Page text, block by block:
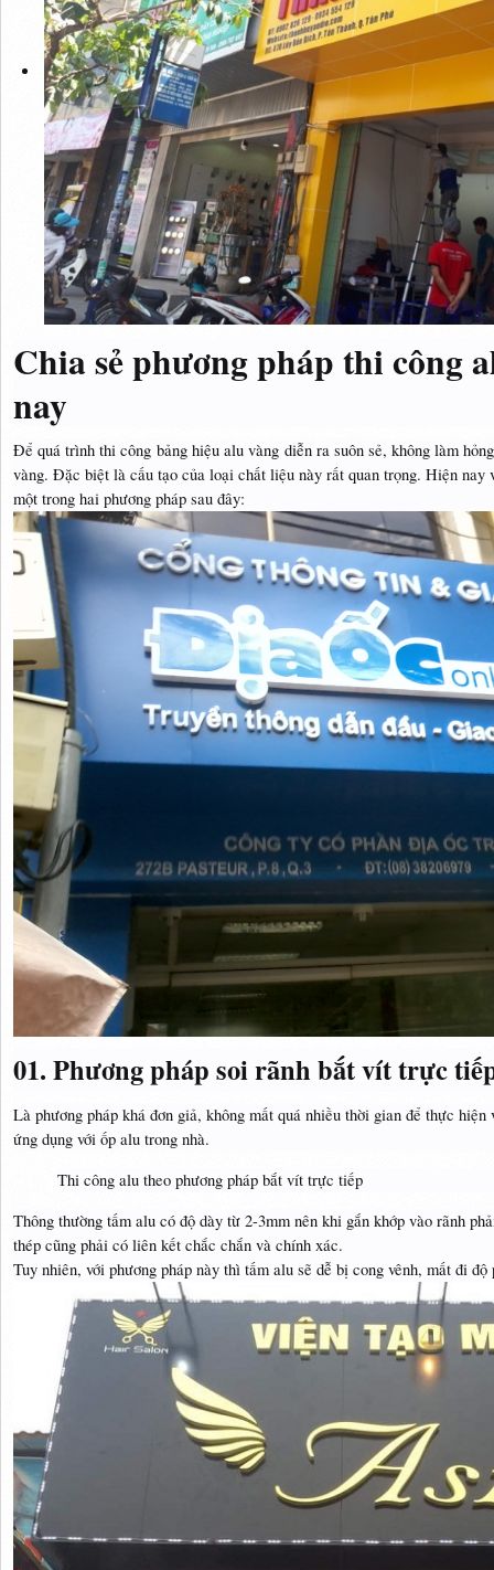
Chia sẻ phương pháp thi công
nay
Để quá trình thi công bảng hiệu alu vàng diễn ra suôn sẻ, không làm
vàng. Đặc biệt là cấu tạo của loại chất liệu này rất quan trọng. Hiện
một trong hai phương pháp sau đây:
01. Phương pháp soi rãnh bắt vít trực
Là phương pháp khá đơn giả, không mất quá nhiều thời gian để thực
ứng dụng với ốp alu trong nhà.
Thi công alu theo phương pháp bắt vít trực tiếp
Thông thường tấm alu có độ dày từ 2-3mm nên khi gắn khớp vào rãnh
thép cũng phải có liên kết chắc chắn và chính xác.
Tuy nhiên, với phương pháp này thì tấm alu sẽ dễ bị cong vênh, mất đi độ